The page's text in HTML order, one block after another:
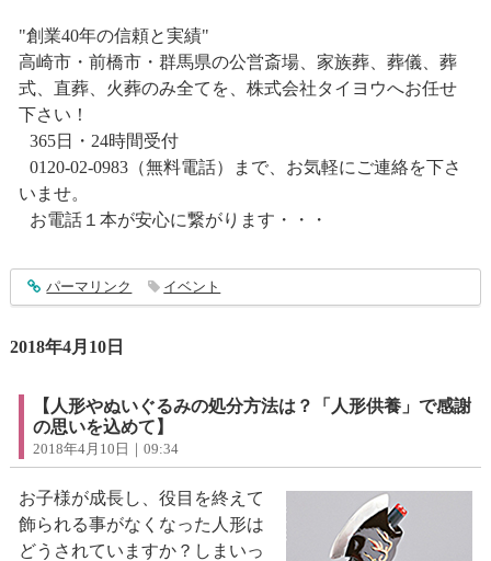
"創業40年の信頼と実績"
高崎市・前橋市・群馬県の公営斎場、家族葬、葬儀、葬
式、直葬、火葬のみ全てを、株式会社タイヨウへお任せ
下さい！
365日・24時間受付
0120-02-0983（無料電話）まで、お気軽にご連絡を下さ
いませ。
お電話１本が安心に繋がります・・・
entry1369
パーマリンク イベント
2018年4月10日
【人形やぬいぐるみの処分方法は？「人形供養」で感謝
の思いを込めて】
2018年4月10日｜09:34
お子様が成長し、役目を終えて
飾られる事がなくなった人形は
どうされていますか？しまいっ